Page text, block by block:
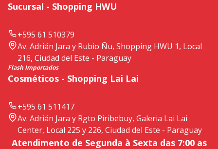
Sucursal - Shopping HWU
+595 61 510379
Av. Adrián Jara y Rubio Ñu, Shopping HWU 1, Local
216, Ciudad del Este - Paraguay
Flash Importados
Cosméticos - Shopping Lai Lai
+595 61 511417
Av. Adrián Jara y Rgto Piribebuy, Galeria Lai Lai
Center, Local 225 y 226, Ciudad del Este - Paraguay
Atendimento de Segunda à Sexta das 7:00 as